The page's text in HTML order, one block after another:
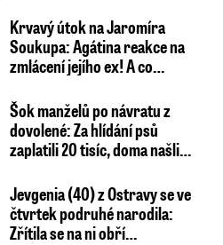
Krvavý útok na Jaromíra
Soukupa: Agátina reakce na
zmlácení jejího ex! A co…
Šok manželů po návratu z
dovolené: Za hlídání psů
zaplatili 20 tisíc, doma našli…
Jevgenia (40) z Ostravy se ve
čtvrtek podruhé narodila:
Zřítila se na ni obří…